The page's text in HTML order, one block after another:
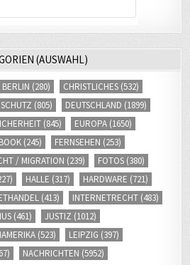
(AUSWAHL)
BERLIN (280) CHRISTLICHES (532)
(805) DEUTSCHLAND (1899)
(845) EUROPA (1650)
(245) FERNSEHEN (253)
/ MIGRATION (239) FOTOS (380)
HALLE (317) HARDWARE (721)
(413) INTERNETRECHT (483)
(461) JUSTIZ (1012)
(523) LEIPZIG (397)
NACHRICHTEN (5952)